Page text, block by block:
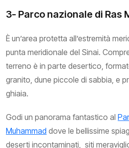
3- Parco nazionale di Ras
È un’area protetta all’estremità
punta meridionale del Sinai.
terreno è in parte desertico,
granito, dune piccole di sabbia, e
ghiaia.
Godi un panorama fantastico al
Muhammad dove le bellissime
deserti incontaminati, siti